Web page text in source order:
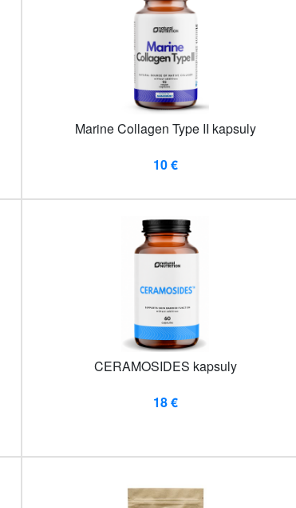
Marine Collagen Type II kapsuly
10 €
CERAMOSIDES kapsuly
18 €